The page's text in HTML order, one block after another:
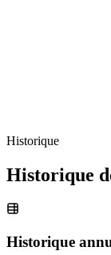
Historique
Historique
Historique